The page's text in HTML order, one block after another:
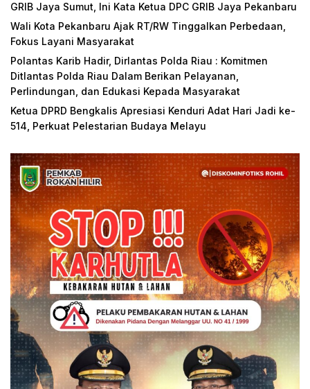
GRIB Jaya Sumut, Ini Kata Ketua DPC GRIB Jaya Pekanbaru
Wali Kota Pekanbaru Ajak RT/RW Tinggalkan Perbedaan,
Fokus Layani Masyarakat
Polantas Karib Hadir, Dirlantas Polda Riau : Komitmen
Ditlantas Polda Riau Dalam Berikan Pelayanan,
Perlindungan, dan Edukasi Kepada Masyarakat
Ketua DPRD Bengkalis Apresiasi Kenduri Adat Hari Jadi ke-
514, Perkuat Pelestarian Budaya Melayu